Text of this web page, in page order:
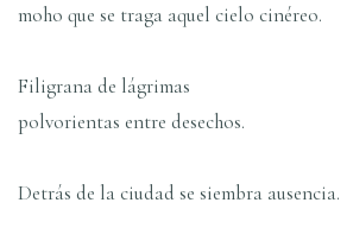
moho que se traga aquel cielo cinéreo.
Filigrana de lágrimas
polvorientas entre desechos.
Detrás de la ciudad se siembra ausencia.